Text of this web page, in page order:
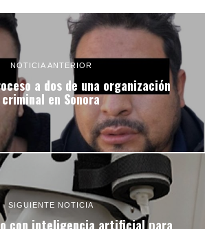
NOTICIA ANTERIOR
a dos de una organización
criminal en Sonora
SIGUIENTE NOTICIA
con inteligencia artificial para